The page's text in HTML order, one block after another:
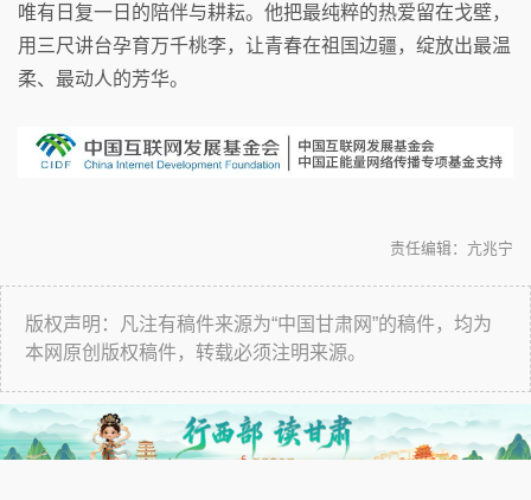
唯有日复一日的陪伴与耕耘。他把最纯粹的热爱留在戈壁，
用三尺讲台孕育万千桃李，让青春在祖国边疆，绽放出最温
柔、最动人的芳华。
责任编辑：亢兆宁
版权声明：凡注有稿件来源为“中国甘肃网”的稿件，均为
本网原创版权稿件，转载必须注明来源。